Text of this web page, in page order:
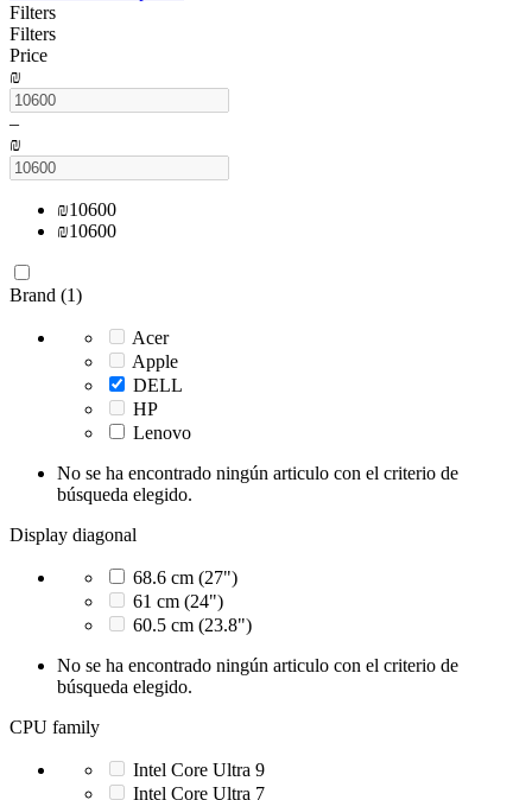
Filters
Filters
Price
₪
–
₪
₪10600
₪10600
Brand (1)
Acer
Apple
DELL
HP
Lenovo
No se ha encontrado ningún articulo con el criterio de
búsqueda elegido.
Display diagonal
68.6 cm (27")
61 cm (24")
60.5 cm (23.8")
No se ha encontrado ningún articulo con el criterio de
búsqueda elegido.
CPU family
Intel Core Ultra 9
Intel Core Ultra 7